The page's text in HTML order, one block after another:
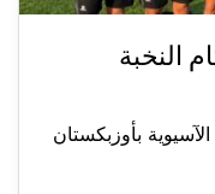
النخبة
بأوزبكستان